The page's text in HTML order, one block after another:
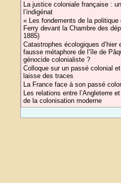
La justice coloniale française :
l’indigénat
« Les fondements de la politique
Ferry devant la Chambre des
1885)
Catastrophes écologiques d’hier
fausse métaphore de l’île de
génocide colonialiste ?
Colloque sur un passé colonial
laisse des traces
La France face à son passé
Les relations entre l’Angleterre et
de la colonisation moderne